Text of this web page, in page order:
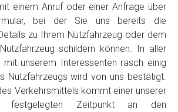
einem Anruf oder einer Anfrage über
bei der Sie uns bereits die
zu Ihrem Nutzfahrzeug oder dem
schildern können. In aller
mit unserem Interessenten rasch einig
Nutzfahrzeugs wird von uns bestätigt.
Verkehrsmittels kommt einer unserer
festgelegten Zeitpunkt an den